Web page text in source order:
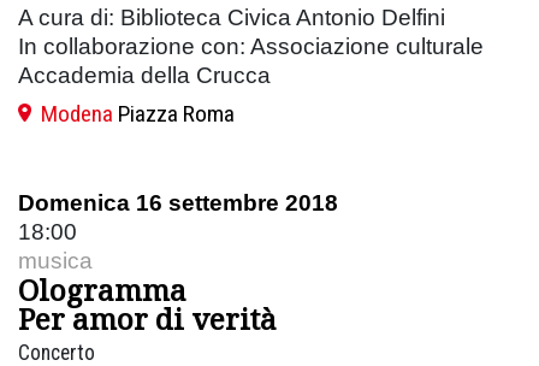
A cura di: Biblioteca Civica Antonio Delfini
In collaborazione con: Associazione culturale
Accademia della Crucca
Modena Piazza Roma
Domenica 16 settembre 2018
18:00
musica
Ologramma
Per amor di verità
Concerto